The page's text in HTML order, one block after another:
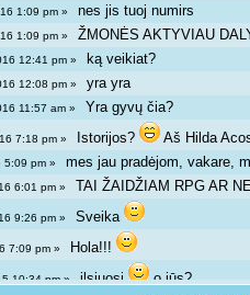
1:09 pm »nes jis tuoj numirs
1:09 pm »ŽMONĖS AKTYVIAU
12:41 pm » ką veikiat?
12:08 pm »yra yra
11:57 am » Yra gyvų čia?
7:18 pm » Istorijos? Aš Hilda
5:09 pm »mes jau pradėjom, vakare,
6:01 pm » TAI ŽAIDŽIAM RPG AR
9:26 pm »Sveika
7:09 pm » Hola!!!
10:34 pm »ilsiuosi o jūs?